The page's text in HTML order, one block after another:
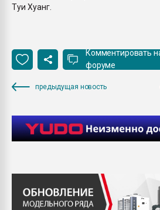
Туи Хуанг.
Комментировать
форуме
предыдущая новость